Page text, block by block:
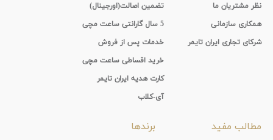
نظر مشتریان ما
همکاری سازمانی
شرکای تجاری ایران تایمر
تضمین اصالت(اورجینال)
5 سال گارانتی ساعت مچی
خدمات پس از فروش
خرید اقساطی ساعت مچی
کارت هدیه ایران تایمر
آی-کلاب
مطالب مفید برندها